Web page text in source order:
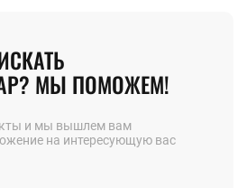
МЫ ПОМОЖЕМ!
и мы вышлем вам
на интересующую вас